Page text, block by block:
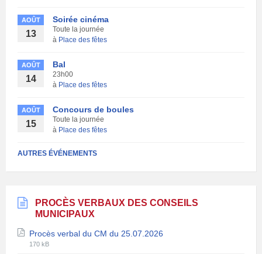
AOÛT
13
Soirée cinéma
Toute la journée
à Place des fêtes
AOÛT
14
Bal
23h00
à Place des fêtes
AOÛT
15
Concours de boules
Toute la journée
à Place des fêtes
AUTRES ÉVÉNEMENTS
PROCÈS VERBAUX DES CONSEILS
MUNICIPAUX
Procès verbal du CM du 25.07.2026
Extension
Taille
170 kB